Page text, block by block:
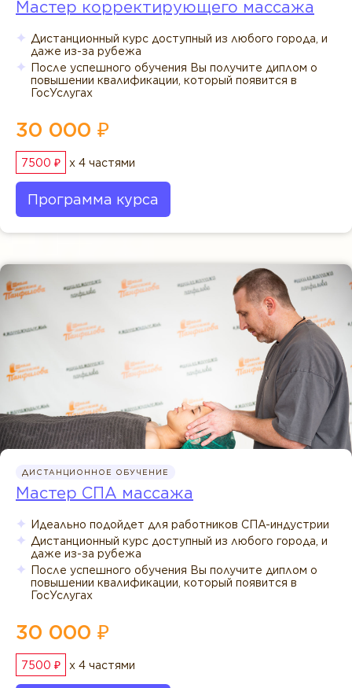
Мастер корректирующего массажа
Дистанционный курс доступный из любого города, и
даже из-за рубежа
После успешного обучения Вы получите диплом о
повышении квалификации, который появится в
ГосУслугах
30 000 ₽
7500 ₽ x 4 частями
Программа курса
ДИСТАНЦИОННОЕ ОБУЧЕНИЕ
Мастер СПА массажа
Идеально подойдет для работников СПА-индустрии
Дистанционный курс доступный из любого города, и
даже из-за рубежа
После успешного обучения Вы получите диплом о
повышении квалификации, который появится в
ГосУслугах
30 000 ₽
7500 ₽ x 4 частями